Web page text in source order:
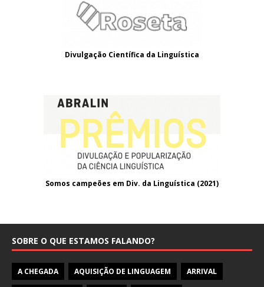
Divulgação Científica da Linguística
Somos campeões em Div. da Linguística (2021)
SOBRE O QUE ESTAMOS FALANDO?
A CHEGADA AQUISIÇÃO DE LINGUAGEM ARRIVAL